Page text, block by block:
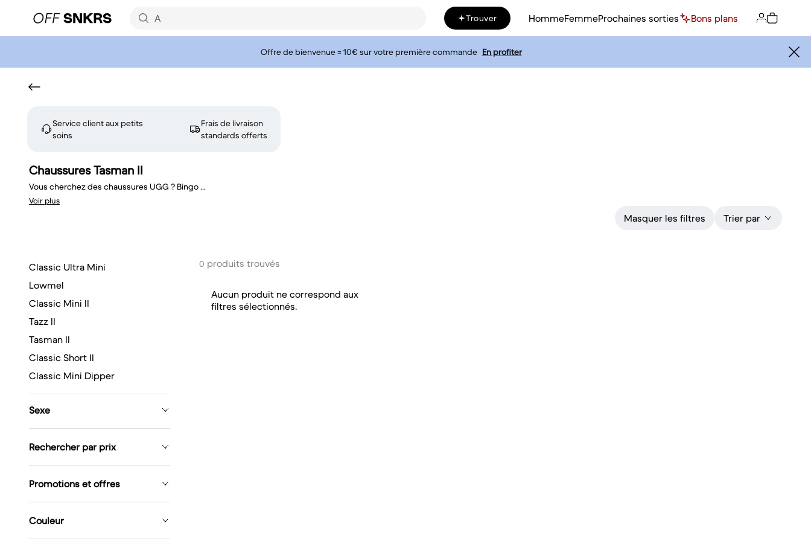
Trouver HommeFemmeProchaines sorties Bons plans
Offre de bienvenue = 10€ sur votre première commande En profiter
Service client aux petits
soins
Frais de livraison
standards offerts
Chaussures Tasman II
Vous cherchez des chaussures UGG ? Bingo...
Voir plus
Masquer les filtres Trier par
Classic Ultra Mini
Lowmel
Classic Mini II
Tazz II
Tasman II
Classic Short II
Classic Mini Dipper
Sexe
Rechercher par prix
Promotions et offres
Couleur
0 produits trouvés
Aucun produit ne correspond aux
filtres sélectionnés.